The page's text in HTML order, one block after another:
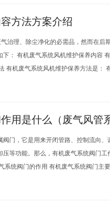
方法方案介绍
治理、除尘净化的必需品，然而在
： 有机废气系统风机维护保养内容
有机废气系统风机维护保养方法是：
用是什么（废气风管
门，它是用来开闭管路、控制流向
等功能。那么，有机废气系统阀门
系统阀门的作用 有机废气系统阀门主